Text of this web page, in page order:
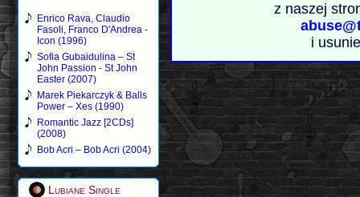
Enrico Rava, Claudio
Fasoli, Franco D'Andrea -
Icon (1996)
Sofia Gubaidulina – St
John Passion - St John
Easter (2007)
Marek Piekarczyk & Balls
Power – Xes (1990)
Romantic Jazz [2CDs]
(2008)
Bob Acri – Bob Acri (2004)
Lubiane Single
z naszej
i